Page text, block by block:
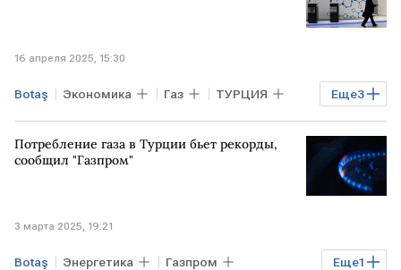
16 апреля 2025, 15:30
Еще3
Botaş Экономика Газ ТУРЦИЯ
МОСКВА Черное море Газпром
Потребление газа в Турции бьет рекорды,
сообщил "Газпром"
3 марта 2025, 19:21
Еще1
Botaş Энергетика Газпром